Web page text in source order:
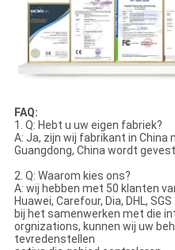
FAQ:
1. Q: Hebt u uw eigen fabriek?
A: Ja, zijn wij fabrikant in China
Guangdong, China wordt
2. Q: Waarom kies ons?
A: wij hebben met 50 klanten
Huawei, Carefour, Dia, DHL,
bij het samenwerken met die
orgnizations, kunnen wij uw
tevredenstellen